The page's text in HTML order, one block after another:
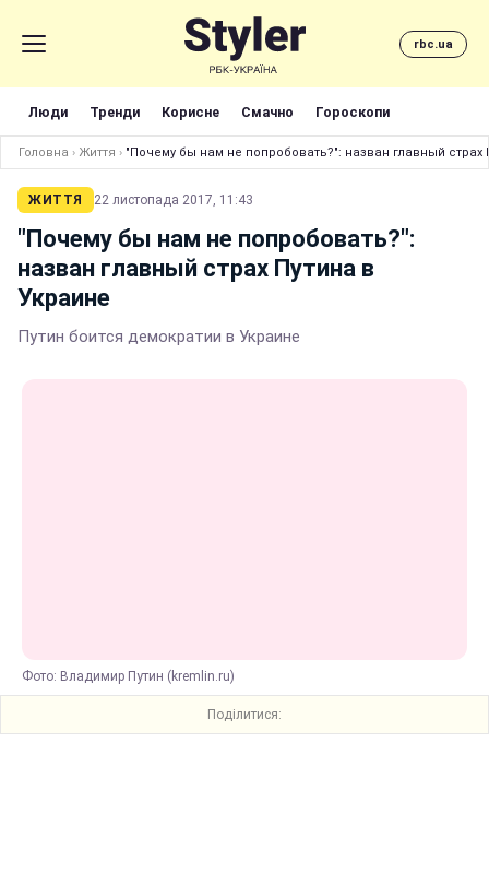
rbc.ua
Люди Тренди Корисне Смачно Гороскопи
Головна › Життя › "Почему бы нам не попробовать?": назван главный страх
ЖИТТЯ 22 листопада 2017, 11:43
"Почему бы нам не попробовать?":
назван главный страх Путина в
Украине
Путин боится демократии в Украине
Фото: Владимир Путин (kremlin.ru)
Поділитися: